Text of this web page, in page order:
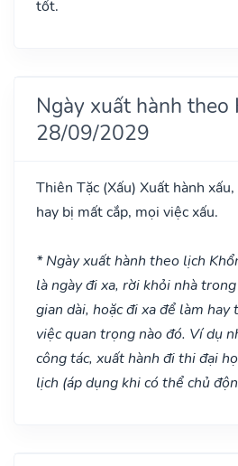
tốt.
Ngày xuất hành theo
28/09/2029
Thiên Tặc (Xấu) Xuất hành
hay bị mất cắp, mọi việc xấu.
* Ngày xuất hành theo lịch
là ngày đi xa, rời khỏi nhà
gian dài, hoặc đi xa để làm
việc quan trọng nào đó. Ví dụ
công tác, xuất hành đi thi đại
lịch (áp dụng khi có thể chủ